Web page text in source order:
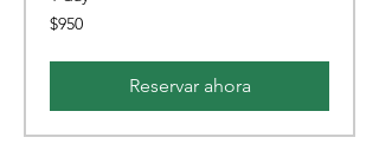
950
pesos
$950
Reservar ahora